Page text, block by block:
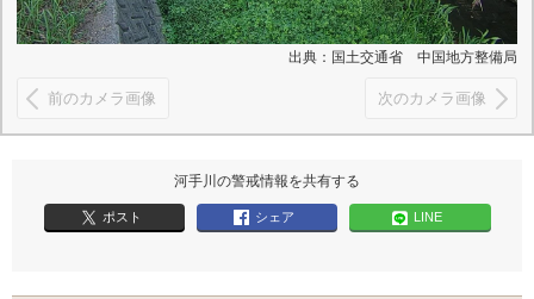
出典：国土交通省 中国地方整備局
前のカメラ画像 次のカメラ画像
河手川の警戒情報を共有する
ポスト シェア LINE